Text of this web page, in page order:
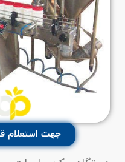
جهت استعلام